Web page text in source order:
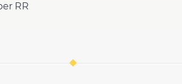
RR